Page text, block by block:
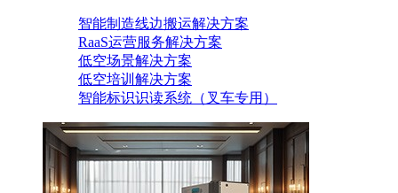
智能制造线边搬运解决方案
RaaS运营服务解决方案
低空场景解决方案
低空培训解决方案
智能标识识读系统（叉车专用）